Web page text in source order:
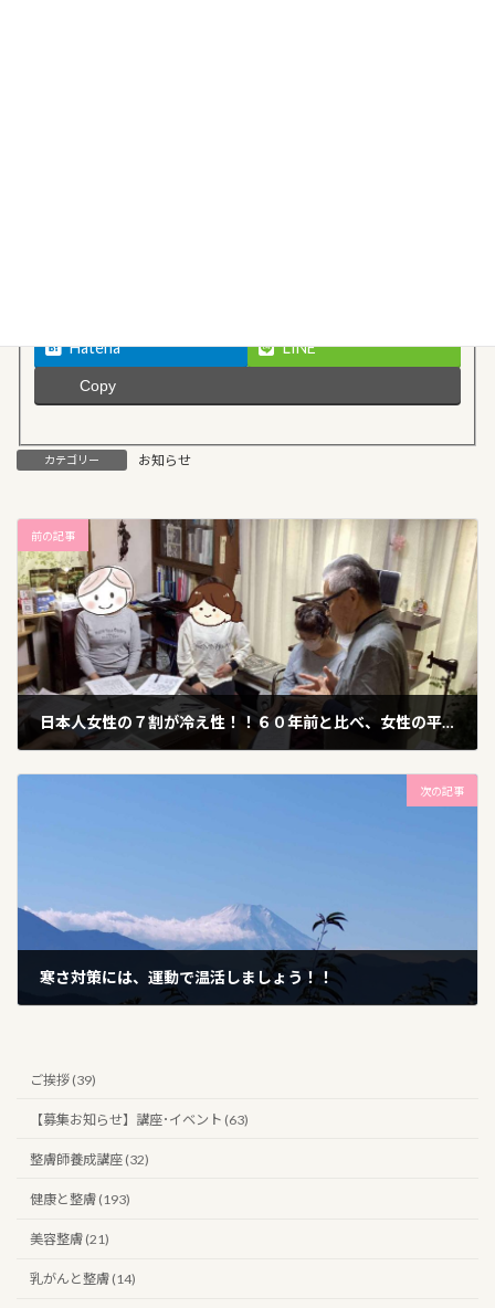
Hatena LINE
Copy
カテゴリー お知らせ
前の記事
日本人女性の７割が冷え性！！６０年前と比べ、女性の平均体温は約1℃も低下！！
次の記事
寒さ対策には、運動で温活しましょう！！
ご挨拶 (39)
【募集お知らせ】講座･イベント (63)
整膚師養成講座 (32)
健康と整膚 (193)
美容整膚 (21)
乳がんと整膚 (14)